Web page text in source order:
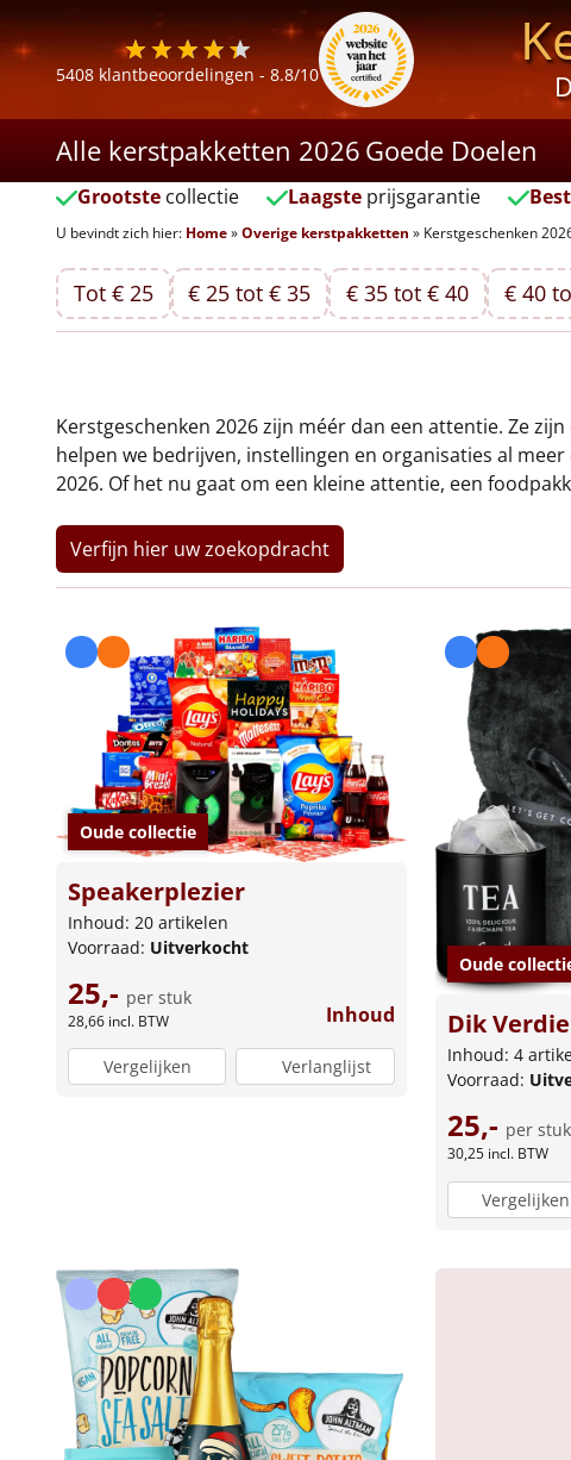
5408 klantbeoordelingen - 8.8/10
Alle kerstpakketten 2026 Goede Doelen
Grootste collectie Laagsteprijsgarantie
U bevindt zich hier: Home»Overige kerstpakketten » Kerstgeschenken
Tot € 25 € 25 tot € 35 € 35 tot € 40 € 40
Kerstgeschenken 2026 zijn méér dan een attentie. Ze
helpen we bedrijven, instellingen en organisaties al
2026. Of het nu gaat om een kleine attentie, een
Verfijn hier uw zoekopdracht
Oude collectie
Speakerplezier
Inhoud: 20 artikelen
Voorraad: Uitverkocht
25,- per stuk
28,66 incl. BTW Inhoud
Vergelijken Verlanglijst
Oude
Dik
Inhoud: 4
Voorraad:
25,- per stuk
30,25 incl. BTW
Vergelijken